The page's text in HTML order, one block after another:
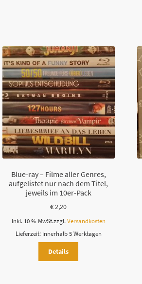
Blue-ray – Filme aller Genres,
aufgelistet nur nach dem Titel,
jeweils im 10er-Pack
€2,20
inkl. 10 % MwSt.zzgl. Versandkosten
Lieferzeit: innerhalb 5 Werktagen
Details